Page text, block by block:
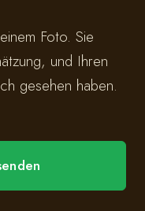
Foto. Sie
und Ihren
gesehen haben.